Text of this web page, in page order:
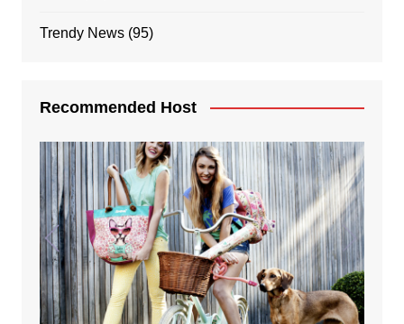
Trendy News(95)
Recommended Host